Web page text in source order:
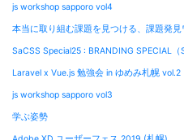
js workshop sapporo vol4
本当に取り組む課題を見つける、課題発
SaCSS Special25 : BRANDING SPECIAL（
Laravel x Vue.js 勉強会 in ゆめみ札幌 vol.2
js workshop sapporo vol3
学ぶ姿勢